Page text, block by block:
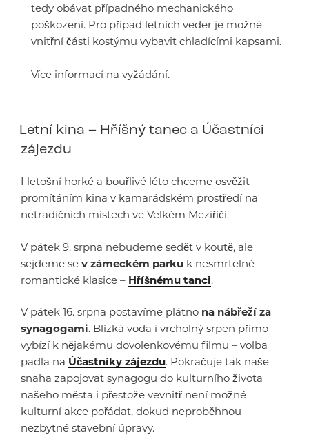
tedy obávat případného mechanického
poškození. Pro případ letních veder je možné
vnitřní části kostýmu vybavit chladícími kapsami.
Více informací na vyžádání.
Letní kina – Hříšný tanec a Účastníci
zájezdu
I letošní horké a bouřlivé léto chceme osvěžit
promítáním kina v kamarádském prostředí na
netradičních místech ve Velkém Meziříčí.
V pátek 9. srpna nebudeme sedět v koutě, ale
sejdeme se v zámeckém parku k nesmrtelné
romantické klasice – Hříšnému tanci.
V pátek 16. srpna postavíme plátno na nábřeží za
synagogami. Blízká voda i vrcholný srpen přímo
vybízí k nějakému dovolenkovému filmu – volba
padla na Účastníky zájezdu. Pokračuje tak naše
snaha zapojovat synagogu do kulturního života
našeho města i přestože vevnitř není možné
kulturní akce pořádat, dokud neproběhnou
nezbytné stavební úpravy.